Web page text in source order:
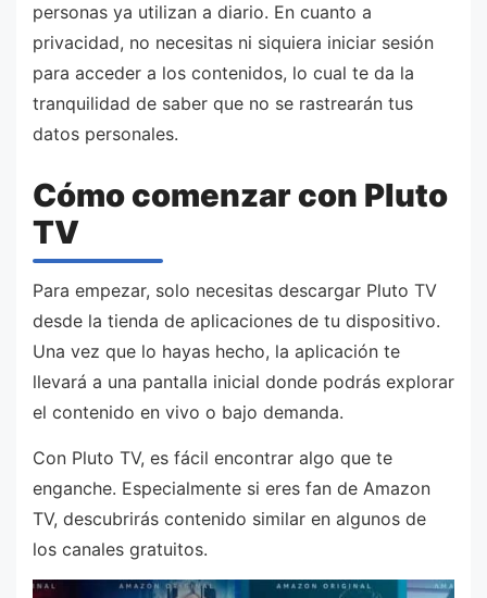
personas ya utilizan a diario. En cuanto a
privacidad, no necesitas ni siquiera iniciar sesión
para acceder a los contenidos, lo cual te da la
tranquilidad de saber que no se rastrearán tus
datos personales.
Cómo comenzar con Pluto
TV
Para empezar, solo necesitas descargar Pluto TV
desde la tienda de aplicaciones de tu dispositivo.
Una vez que lo hayas hecho, la aplicación te
llevará a una pantalla inicial donde podrás explorar
el contenido en vivo o bajo demanda.
Con Pluto TV, es fácil encontrar algo que te
enganche. Especialmente si eres fan de Amazon
TV, descubrirás contenido similar en algunos de
los canales gratuitos.